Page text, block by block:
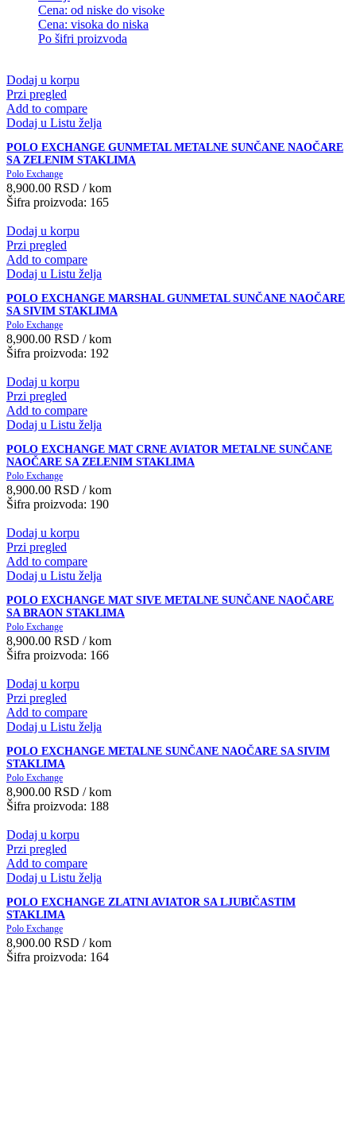
Cena: od niske do visoke
Cena: visoka do niska
Po šifri proizvoda
Dodaj u korpu
Przi pregled
Add to compare
Dodaj u Listu želja
POLO EXCHANGE GUNMETAL METALNE SUNČANE NAOČARE
SA ZELENIM STAKLIMA
Polo Exchange
8,900.00 RSD / kom
Šifra proizvoda: 165
Dodaj u korpu
Przi pregled
Add to compare
Dodaj u Listu želja
POLO EXCHANGE MARSHAL GUNMETAL SUNČANE NAOČARE
SA SIVIM STAKLIMA
Polo Exchange
8,900.00 RSD / kom
Šifra proizvoda: 192
Dodaj u korpu
Przi pregled
Add to compare
Dodaj u Listu želja
POLO EXCHANGE MAT CRNE AVIATOR METALNE SUNČANE
NAOČARE SA ZELENIM STAKLIMA
Polo Exchange
8,900.00 RSD / kom
Šifra proizvoda: 190
Dodaj u korpu
Przi pregled
Add to compare
Dodaj u Listu želja
POLO EXCHANGE MAT SIVE METALNE SUNČANE NAOČARE
SA BRAON STAKLIMA
Polo Exchange
8,900.00 RSD / kom
Šifra proizvoda: 166
Dodaj u korpu
Przi pregled
Add to compare
Dodaj u Listu želja
POLO EXCHANGE METALNE SUNČANE NAOČARE SA SIVIM
STAKLIMA
Polo Exchange
8,900.00 RSD / kom
Šifra proizvoda: 188
Dodaj u korpu
Przi pregled
Add to compare
Dodaj u Listu želja
POLO EXCHANGE ZLATNI AVIATOR SA LJUBIČASTIM
STAKLIMA
Polo Exchange
8,900.00 RSD / kom
Šifra proizvoda: 164